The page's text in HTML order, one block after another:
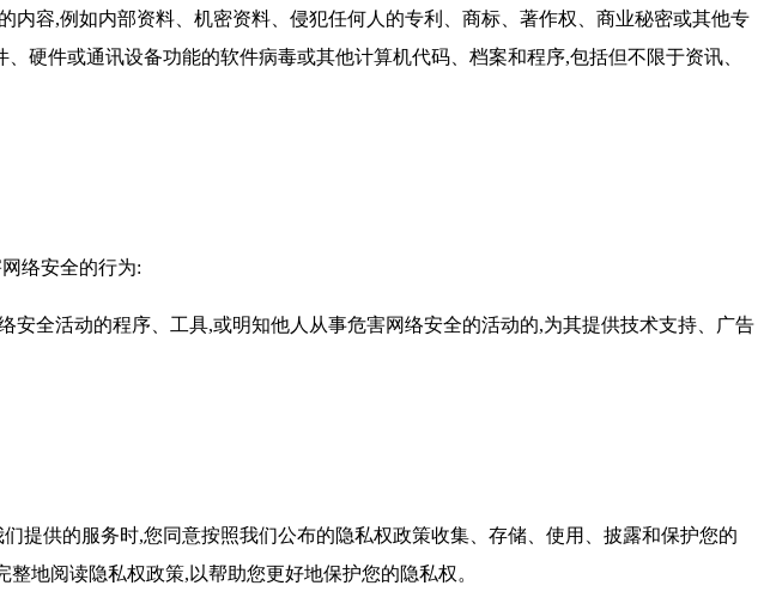
内容,例如内部资料、机密资料、侵犯任何人的专利、商标、著作权、商业秘密或其他专
硬件或通讯设备功能的软件病毒或其他计算机代码、档案和程序,包括但不限于资讯、
络安全的行为:
安全活动的程序、工具,或明知他人从事危害网络安全的活动的,为其提供技术支持、广告
提供的服务时,您同意按照我们公布的隐私权政策收集、存储、使用、披露和保护您的
地阅读隐私权政策,以帮助您更好地保护您的隐私权。